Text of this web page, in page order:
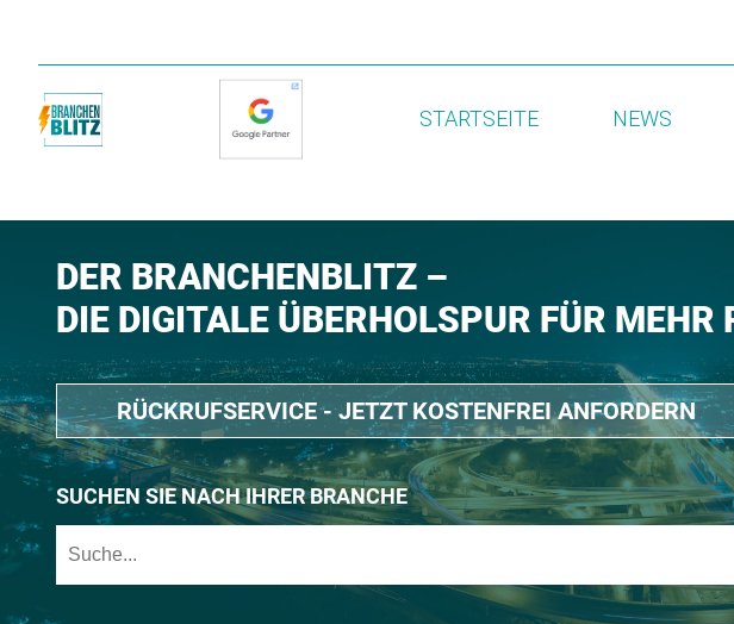
STARTSEITE NEWS
DER BRANCHENBLITZ –
DIE DIGITALE ÜBERHOLSPUR FÜR MEHR
RÜCKRUFSERVICE - JETZT KOSTENFREI ANFORDERN
SUCHEN SIE NACH IHRER BRANCHE